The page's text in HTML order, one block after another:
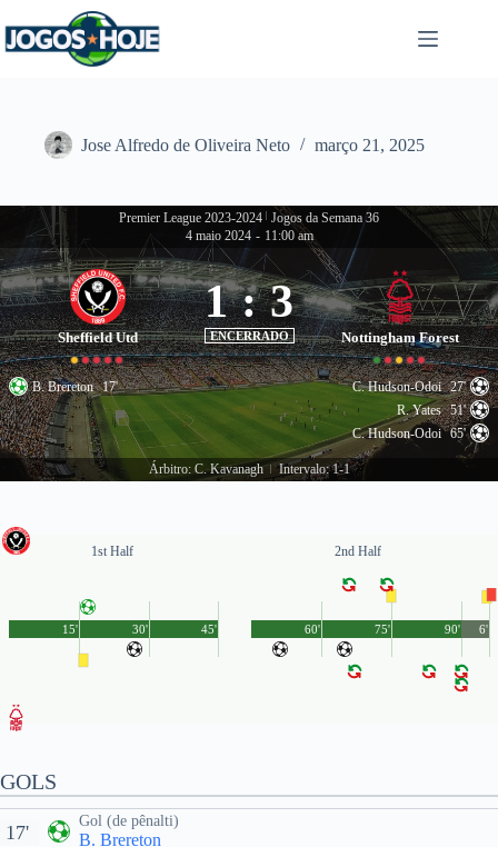
para
o
Jose Alfredo de Oliveira Neto março 21, 2025
Premier League 2023-2024 Jogos da Semana 36
4 maio 2024 - 11:00 am
Sheffield Utd
1 : 3
ENCERRADO Nottingham Forest
B. Brereton 17' C. Hudson-Odoi 27'
R. Yates 51'
C. Hudson-Odoi 65'
Árbitro: C. Kavanagh Intervalo: 1-1
1st Half
45'
15' 30'
2nd Half
90'
60' 75' 6'
GOLS
Gol (de pênalti)
B. Brereton
17'